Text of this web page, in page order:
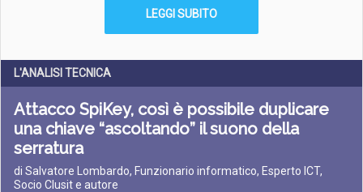
LEGGI SUBITO
L'ANALISI TECNICA
Attacco SpiKey, così è possibile duplicare
una chiave “ascoltando” il suono della
serratura
di Salvatore Lombardo, Funzionario informatico, Esperto ICT,
Socio Clusit e autore